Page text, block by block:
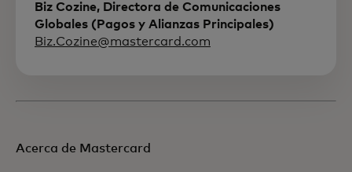
Biz Cozine, Directora de Comunicaciones
Globales (Pagos y Alianzas Principales)
Biz.Cozine@mastercard.com
Acerca de Mastercard